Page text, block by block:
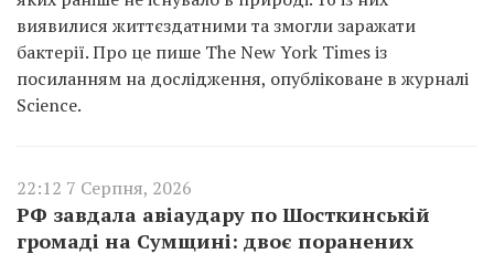
виявилися життєздатними та змогли заражати
бактерії. Про це пише The New York Times із
посиланням на дослідження, опубліковане в журналі
Science.
22:12 7 Серпня, 2026
РФ завдала авіаудару по Шосткинській
громаді на Сумщині: двоє поранених